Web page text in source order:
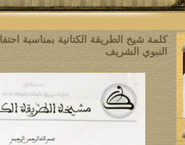
كلمة شيخ الطريقة الكتانية بمناسبة
النبوي الشريف